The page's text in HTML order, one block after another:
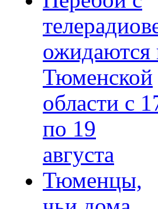
ожидаются
Тюменской
области с
по 19
августа
Тюменцы,